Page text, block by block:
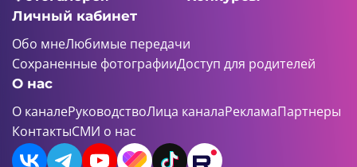
Личный кабинет
Обо мнеЛюбимые передачи
Сохраненные фотографииДоступ для родителей
О нас
О каналеРуководствоЛица каналаРекламаПартнеры
КонтактыСМИ о нас